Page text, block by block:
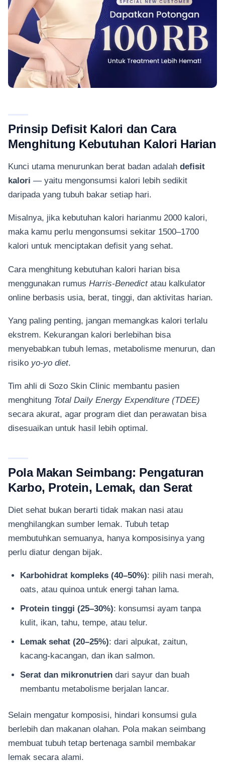
Prinsip Defisit Kalori dan Cara
Menghitung Kebutuhan Kalori Harian
Kunci utama menurunkan berat badan adalah defisit
kalori — yaitu mengonsumsi kalori lebih sedikit
daripada yang tubuh bakar setiap hari.
Misalnya, jika kebutuhan kalori harianmu 2000 kalori,
maka kamu perlu mengonsumsi sekitar 1500–1700
kalori untuk menciptakan defisit yang sehat.
Cara menghitung kebutuhan kalori harian bisa
menggunakan rumus Harris-Benedictatau kalkulator
online berbasis usia, berat, tinggi, dan aktivitas harian.
Yang paling penting, jangan memangkas kalori terlalu
ekstrem. Kekurangan kalori berlebihan bisa
menyebabkan tubuh lemas, metabolisme menurun, dan
risiko yo-yo diet.
Tim ahli di Sozo Skin Clinic membantu pasien
menghitung Total Daily Energy Expenditure (TDEE)
secara akurat, agar program diet dan perawatan bisa
disesuaikan untuk hasil lebih optimal.
Pola Makan Seimbang: Pengaturan
Karbo, Protein, Lemak, dan Serat
Diet sehat bukan berarti tidak makan nasi atau
menghilangkan sumber lemak. Tubuh tetap
membutuhkan semuanya, hanya komposisinya yang
perlu diatur dengan bijak.
Karbohidrat kompleks (40–50%): pilih nasi merah,
oats, atau quinoa untuk energi tahan lama.
Protein tinggi (25–30%): konsumsi ayam tanpa
kulit, ikan, tahu, tempe, atau telur.
Lemak sehat (20–25%): dari alpukat, zaitun,
kacang-kacangan, dan ikan salmon.
Serat dan mikronutrien dari sayur dan buah
membantu metabolisme berjalan lancar.
Selain mengatur komposisi, hindari konsumsi gula
berlebih dan makanan olahan. Pola makan seimbang
membuat tubuh tetap bertenaga sambil membakar
lemak secara alami.